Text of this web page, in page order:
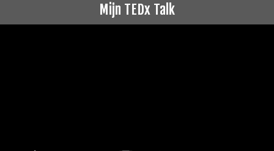
Mijn TEDx Talk